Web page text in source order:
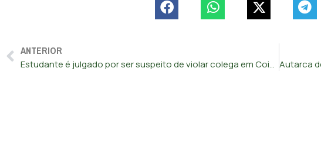
ANTERIOR
Estudante é julgado por ser suspeito de violar colega em Coimbra